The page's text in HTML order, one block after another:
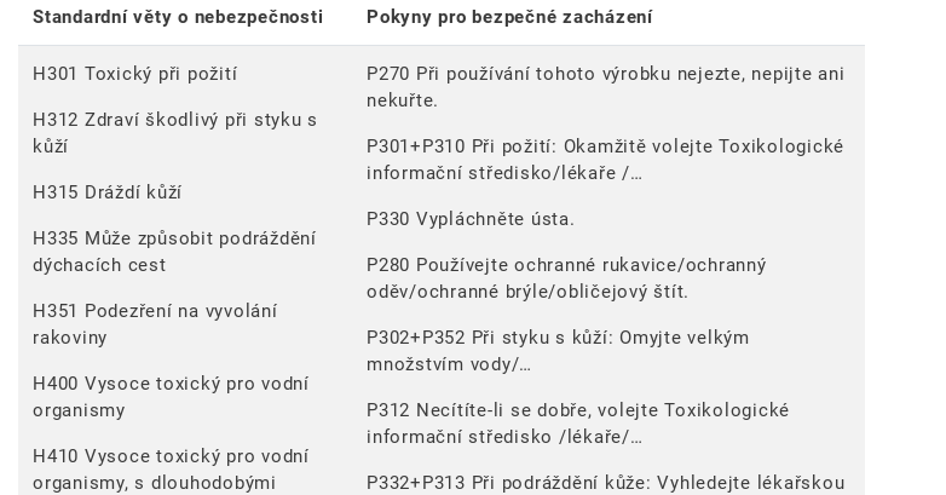
Standardní věty o nebezpečnosti Pokyny pro bezpečné zacházení
H301 Toxický při požití
H312 Zdraví škodlivý při styku s
kůží
H315 Dráždí kůží
H335 Může způsobit podráždění
dýchacích cest
H351 Podezření na vyvolání
rakoviny
H400 Vysoce toxický pro vodní
organismy
H410 Vysoce toxický pro vodní
organismy, s dlouhodobými
P270 Při používání tohoto výrobku nejezte, nepijte ani
nekuřte.
P301+P310 Při požití: Okamžitě volejte Toxikologické
informační středisko/lékaře /…
P330 Vypláchněte ústa.
P280 Používejte ochranné rukavice/ochranný
oděv/ochranné brýle/obličejový štít.
P302+P352 Při styku s kůží: Omyjte velkým
množstvím vody/…
P312 Necítíte-li se dobře, volejte Toxikologické
informační středisko /lékaře/…
P332+P313 Při podráždění kůže: Vyhledejte lékařskou